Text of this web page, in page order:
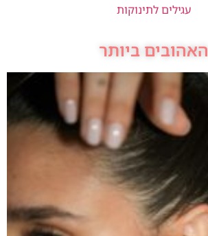
עגילים לתינוקות
האהובים ביותר